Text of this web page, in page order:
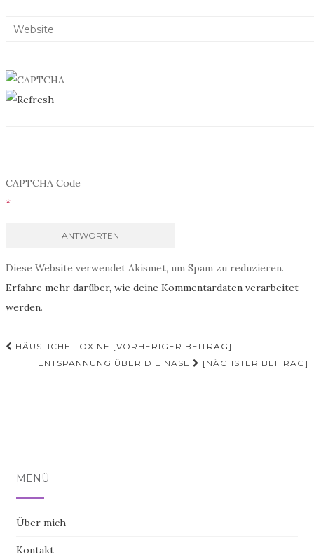
CAPTCHA Code
*
Diese Website verwendet Akismet, um Spam zu reduzieren.
Erfahre mehr darüber, wie deine Kommentardaten verarbeitet
werden.
HÄUSLICHE TOXINE [VORHERIGER BEITRAG]
ENTSPANNUNG ÜBER DIE NASE
[NÄCHSTER BEITRAG]
MENÜ
Über mich
Kontakt